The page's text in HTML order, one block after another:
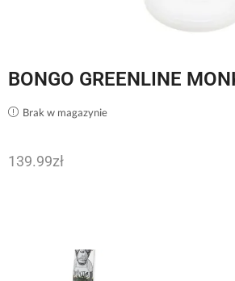
BONGO GREENLINE
Brak w magazynie
139.99zł